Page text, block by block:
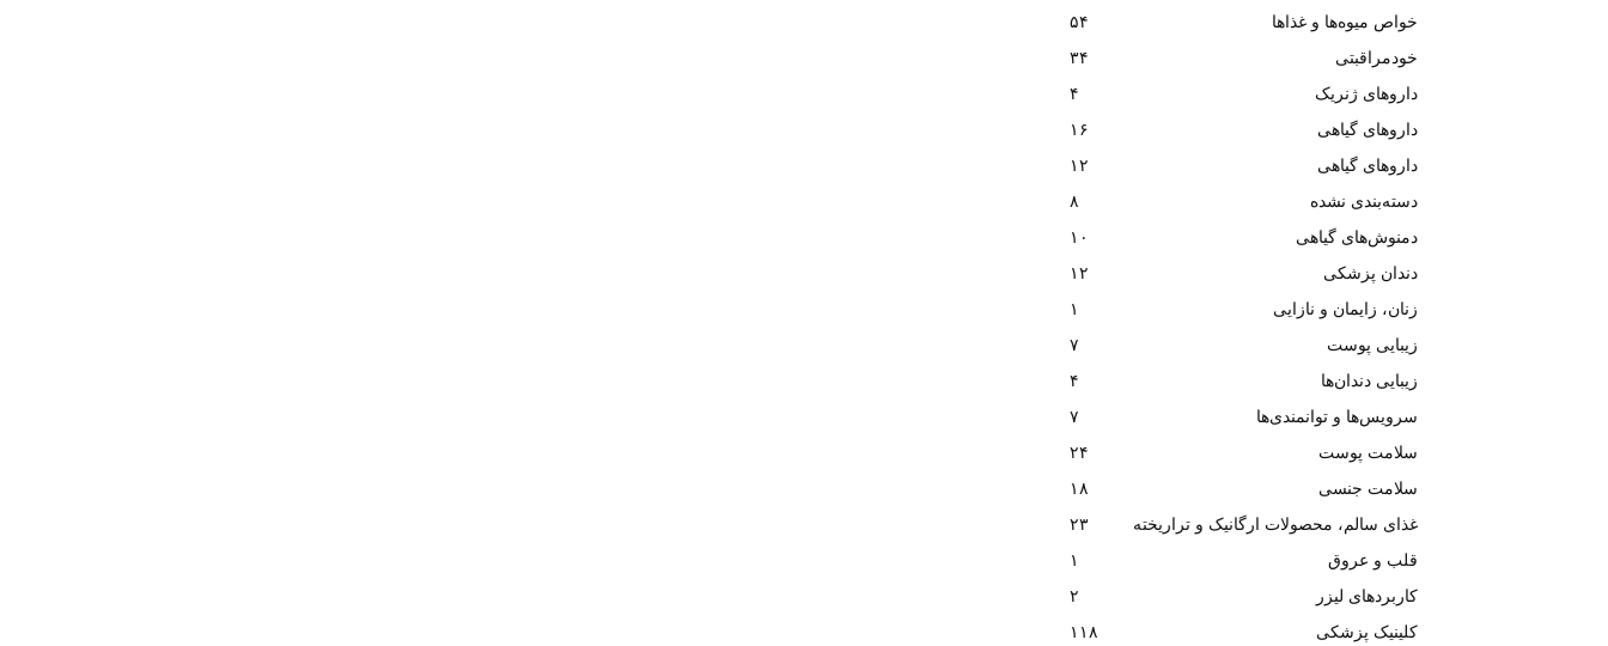
خواص میوه‌ها و غذاها
۵۴
خودمراقبتی
۳۴
داروهای ژنریک
۴
داروهای گیاهی
۱۶
داروهای گیاهی
۱۲
دسته‌بندی نشده
۸
دمنوش‌های گیاهی
۱۰
دندان پزشکی
۱۲
زنان، زایمان و نازایی
۱
زیبایی پوست
۷
زیبایی دندان‌ها
۴
سرویس‌ها و توانمندی‌ها
۷
سلامت پوست
۲۴
سلامت جنسی
۱۸
غذای سالم، محصولات ارگانیک و تراریخته
۲۳
قلب و عروق
۱
کاربردهای لیزر
۲
کلینیک پزشکی
۱۱۸